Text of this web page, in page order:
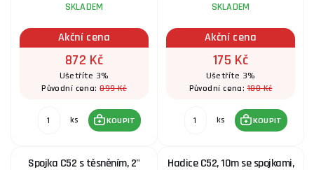
SKLADEM
Akční cena
872 Kč
Ušetříte 3%
Původní cena:899 Kč
ks KOUPIT
SKLADEM
Akční cena
175 Kč
Ušetříte 3%
Původní cena:180 Kč
ks KOUPIT
Spojka C52 s těsněním, 2" Hadice C52, 10m se spojkami,